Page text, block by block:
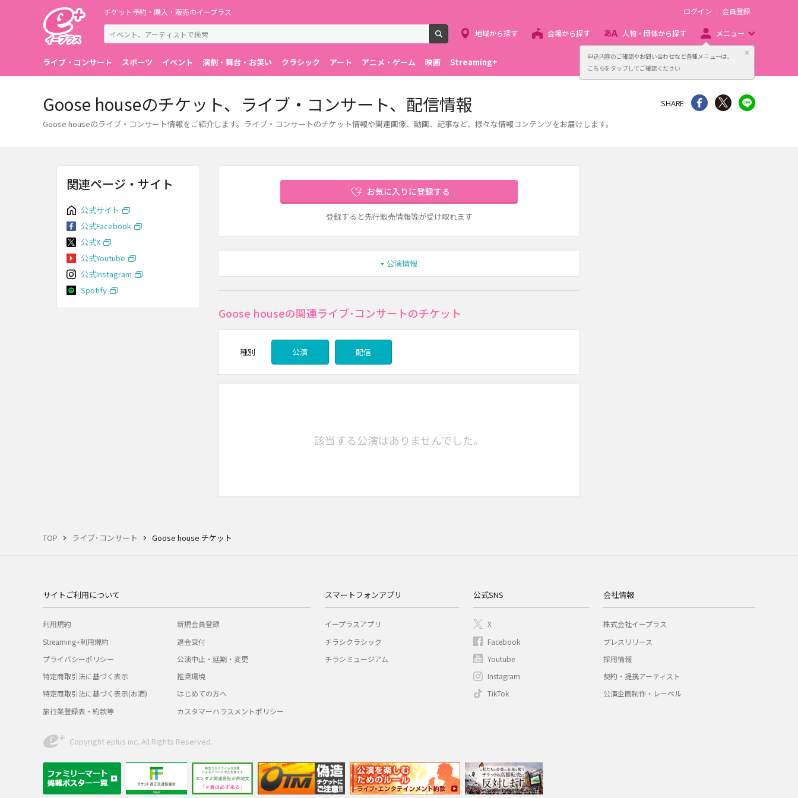
申込内容のご確認やお問い合わせなど各種メニューは、
こちらをタップしてご確認ください
閉じる
チケット予約・購入・販売のイープラス
検索
ログイン 会員登録
地域から探す 会場から探す 人物・団体から探す メニュー
ライブ・コンサート スポーツ イベント 演劇・舞台・お笑い クラシック アート アニメ・ゲーム 映画 Streaming+ 主催者向け販売サービス
TOP ライブ･コンサート Goose house チケット
Goose houseのチケット、ライブ・コンサート、配信情報
Goose houseのライブ・コンサート情報をご紹介します。ライブ・コンサートのチケット情報や関連画像、動画、記事など、様々な情報コンテンツをお届けします。
SHARE シェア Twitter
お気に入りに登録する
登録すると先行販売情報等が受け取れます
公演情報
Goose houseの関連ライブ･コンサートのチケット
種別 公演 配信
該当する公演はありませんでした。
関連ページ・サイト
公式サイト
公式Facebook
公式X
公式Youtube
公式Instagram
Spotify
サイトご利用について
利用規約
Streaming+利用規約
プライバシーポリシー
特定商取引法に基づく表示
特定商取引法に基づく表示(お酒)
旅行業登録表・約款等
新規会員登録
退会受付
公演中止・延期・変更
推奨環境
はじめての方へ
カスタマーハラスメントポリシー
スマートフォンアプリ
イープラスアプリ
チラシクラシック
チラシミュージアム
公式SNS
X
Facebook
Youtube
Instagram
TikTok
会社情報
株式会社イープラス
プレスリリース
採用情報
契約・提携アーティスト
公演企画制作・レーベル
Copyright eplus inc. All Rights Reserved.